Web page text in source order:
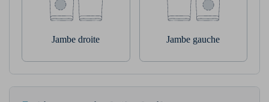
Jambe droite Jambe gauche